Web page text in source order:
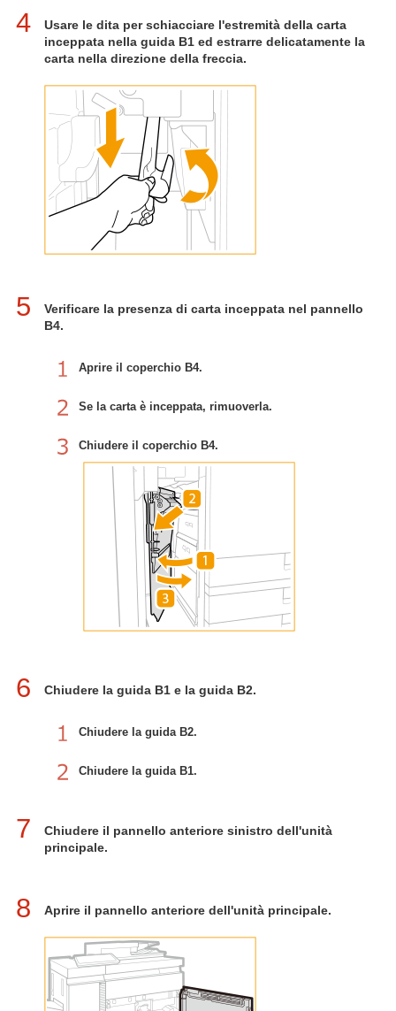
4
Usare le dita per schiacciare l'estremità della carta
inceppata nella guida B1 ed estrarre delicatamente la
carta nella direzione della freccia.
5
Verificare la presenza di carta inceppata nel pannello
B4.
Aprire il coperchio B4.
Se la carta è inceppata, rimuoverla.
Chiudere il coperchio B4.
6 Chiudere la guida B1 e la guida B2.
Chiudere la guida B2.
Chiudere la guida B1.
7
Chiudere il pannello anteriore sinistro dell'unità
principale.
8 Aprire il pannello anteriore dell'unità principale.